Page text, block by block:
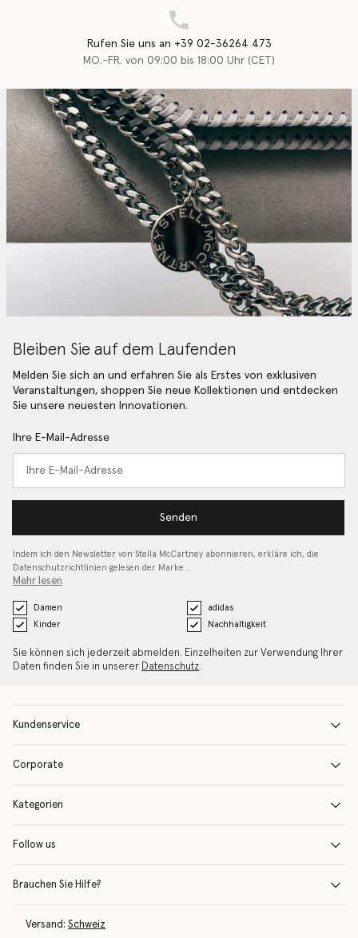
Rufen Sie uns an +39 02-36264 473
MO.-FR. von 09:00 bis 18:00 Uhr (CET)
Bleiben Sie auf dem Laufenden
Melden Sie sich an und erfahren Sie als Erstes von exklusiven
Veranstaltungen, shoppen Sie neue Kollektionen und entdecken
Sie unsere neuesten Innovationen.
Ihre E-Mail-Adresse
Senden
Indem ich den Newsletter von Stella McCartney abonnieren, erkläre ich, die
Datenschutzrichtlinien gelesen der Marke…
Mehr lesen
Damen
adidas
Kinder
Nachhaltigkeit
Sie können sich jederzeit abmelden. Einzelheiten zur Verwendung Ihrer
Daten finden Sie in unserer Datenschutz.
Kundenservice
Corporate
Kategorien
Follow us
Brauchen Sie Hilfe?
Versand: Schweiz